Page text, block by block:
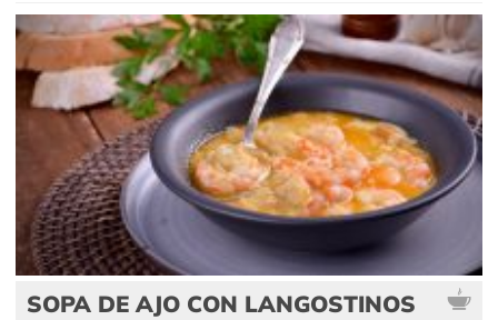
SOPA DE AJO CON LANGOSTINOS